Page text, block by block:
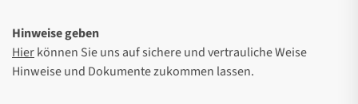
Hinweise geben
Hierkönnen Sie uns auf sichere und vertrauliche Weise
Hinweise und Dokumente zukommen lassen.